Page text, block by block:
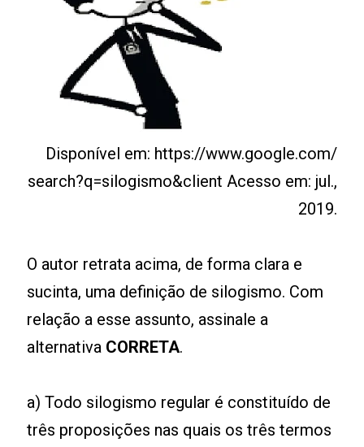
Disponível em: https://www.google.com/
search?q=silogismo&client Acesso em: jul.,
2019.
O autor retrata acima, de forma clara e
sucinta, uma definição de silogismo. Com
relação a esse assunto, assinale a
alternativa CORRETA.
a) Todo silogismo regular é constituído de
três proposições nas quais os três termos